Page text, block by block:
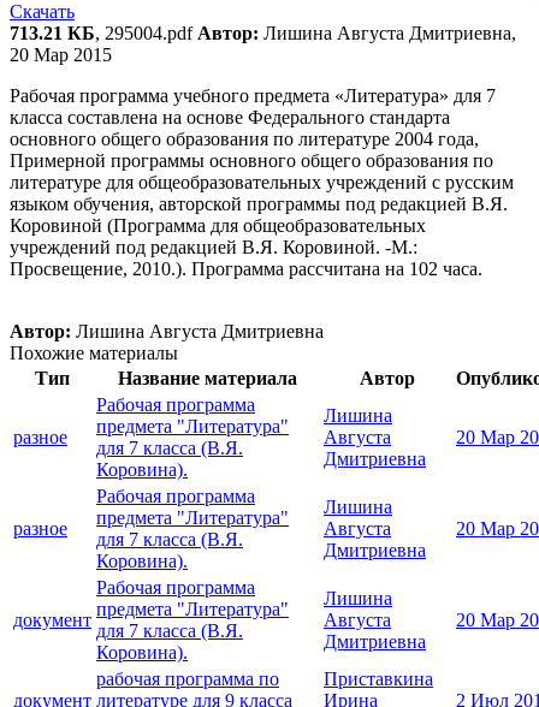
Скачать
713.21 КБ, 295004.pdf Автор: Лишина Августа Дмитриевна,
20 Мар 2015
Рабочая программа учебного предмета «Литература» для 7
класса составлена на основе Федерального стандарта
основного общего образования по литературе 2004 года,
Примерной программы основного общего образования по
литературе для общеобразовательных учреждений с русским
языком обучения, авторской программы под редакцией В.Я.
Коровиной (Программа для общеобразовательных
учреждений под редакцией В.Я. Коровиной. -М.:
Просвещение, 2010.). Программа рассчитана на 102 часа.
Автор: Лишина Августа Дмитриевна
Похожие материалы
Тип
Название материала Автор
разное
Рабочая программа
предмета "Литература"
для 7 класса (В.Я.
Коровина).
Лишина
Августа
Дмитриевна
20 Мар
разное
Рабочая программа
предмета "Литература"
для 7 класса (В.Я.
Коровина).
Лишина
Августа
Дмитриевна
20 Мар
документ
Рабочая программа
предмета "Литература"
для 7 класса (В.Я.
Коровина).
Лишина
Августа
Дмитриевна
20 Мар
документ
рабочая программа по
литературе для 9 класса
Приставкина
Ирина
2 Июл